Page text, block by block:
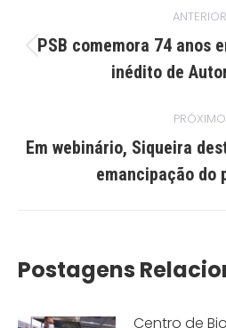
de
post:
ANTERIOR
PSB comemora 74 anos
inédito de
PRÓXIMO
Em webinário, Siqueira
emancipação do
Postagens
Centro de